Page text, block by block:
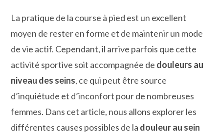
La pratique de la course à pied est un excellent
moyen de rester en forme et de maintenir un mode
de vie actif. Cependant, il arrive parfois que cette
activité sportive soit accompagnée de douleurs au
niveau des seins, ce qui peut être source
d’inquiétude et d’inconfort pour de nombreuses
femmes. Dans cet article, nous allons explorer les
différentes causes possibles de la douleur au sein